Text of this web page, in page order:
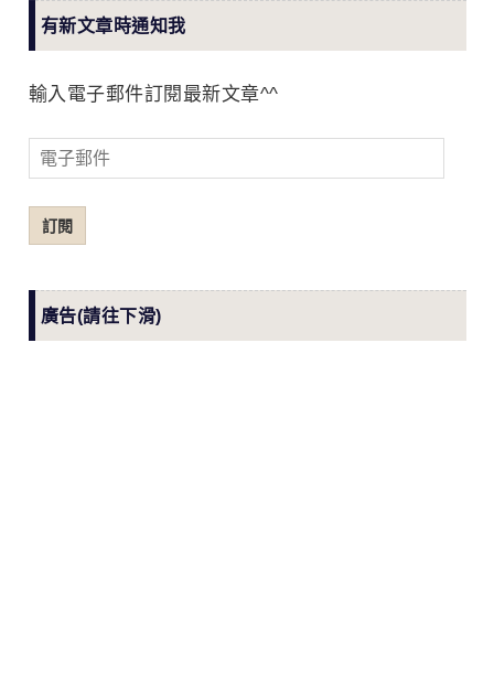
有新文章時通知我
輸入電子郵件訂閱最新文章^^
電
子
郵
件
訂閱
廣告(請往下滑)